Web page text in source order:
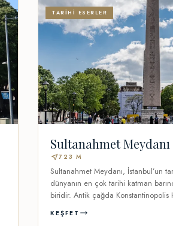
TARIHI ESERLER
Sultanahmet Meydanı
near_me723 M
Sultanahmet Meydanı, İstanbul’un
dünyanın en çok tarihi katman
biridir. Antik çağda
KEŞFET